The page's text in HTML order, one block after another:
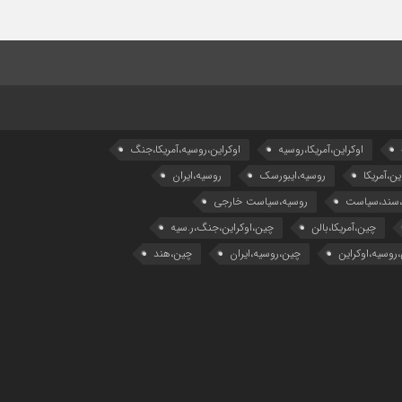
اوکراین،آمریکا،روسیه
اوکراین،روسیه،آمریکا،جنگ
روسیه،ایبورسک
روسیه،ایران
روسیه،سیاست خارجی
چین،آمریکا،بالن
چین،اوکراین،جنگ،ر.سیه
چین،روسیه،ایران
چین،هند